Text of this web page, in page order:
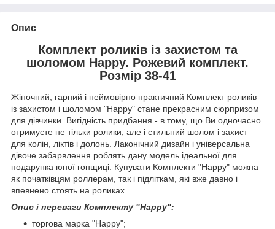
Опис
Комплект роликів із захистом та
шоломом Happy. Рожевий комплект.
Розмір 38-41
Жіночний, гарний і неймовірно практичний Комплект роликів
із захистом і шоломом "Happy" стане прекрасним сюрпризом
для дівчинки. Вигідність придбання - в тому, що Ви одночасно
отримуєте не тільки ролики, але і стильний шолом і захист
для колін, ліктів і долонь. Лаконічний дизайн і універсальна
дівоче забарвлення роблять дану модель ідеальної для
подарунка юної гонщиці. Купувати Комплекти "Happy" можна
як початківцям роллерам, так і підліткам, які вже давно і
впевнено стоять на роликах.
Опис і переваги Комплекту "Happy":
торгова марка "Happy";